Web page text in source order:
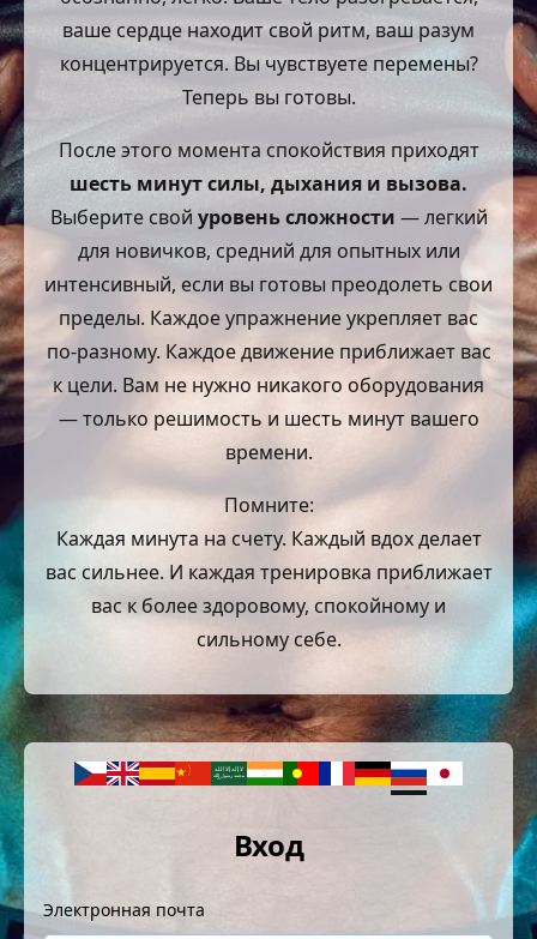
ваше сердце находит свой ритм, ваш разум
концентрируется. Вы чувствуете перемены?
Теперь вы готовы.
После этого момента спокойствия приходят
шесть минут силы, дыхания и вызова.
Выберите свой уровень сложности — легкий
для новичков, средний для опытных или
интенсивный, если вы готовы преодолеть свои
пределы. Каждое упражнение укрепляет вас
по-разному. Каждое движение приближает вас
к цели. Вам не нужно никакого оборудования
— только решимость и шесть минут вашего
времени.
Помните:
Каждая минута на счету. Каждый вдох делает
вас сильнее. И каждая тренировка приближает
вас к более здоровому, спокойному и
сильному себе.
Вход
Электронная почта